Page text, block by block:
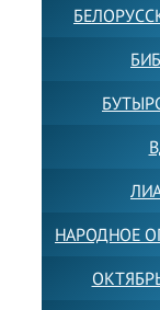
НАРОДНОЕ